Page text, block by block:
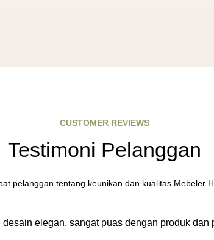
CUSTOMER REVIEWS
Testimoni Pelanggan
pelanggan tentang keunikan dan kualitas Mebeler
desain elegan, sangat puas dengan produk dan